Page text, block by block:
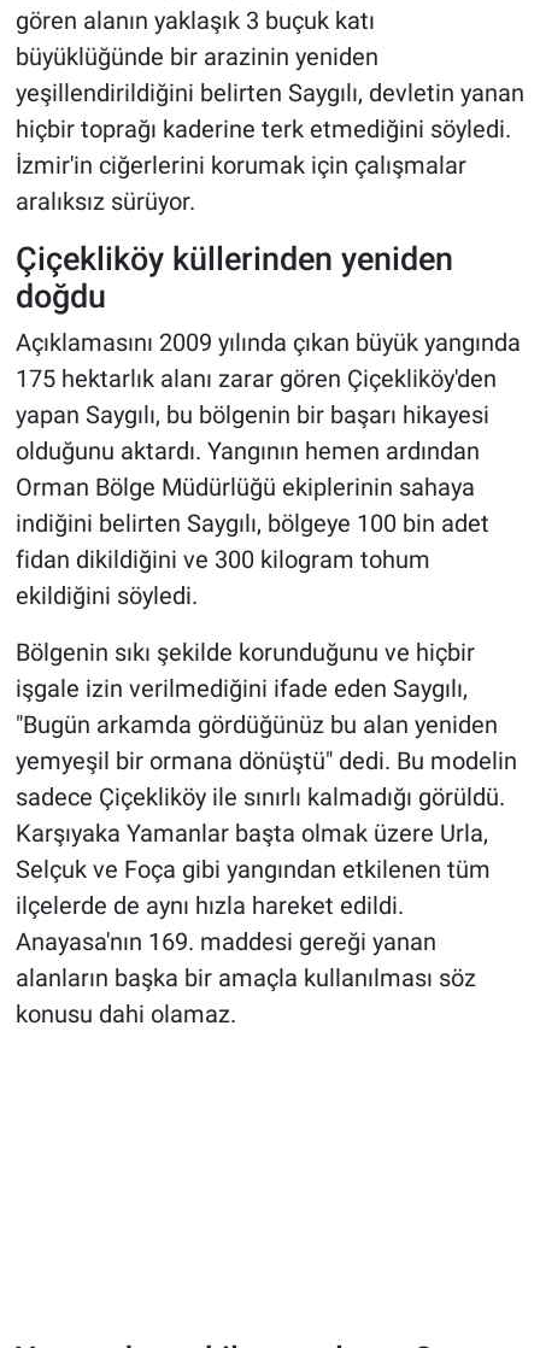
gören alanın yaklaşık 3 buçuk katı
büyüklüğünde bir arazinin yeniden
yeşillendirildiğini belirten Saygılı, devletin yanan
hiçbir toprağı kaderine terk etmediğini söyledi.
İzmir'in ciğerlerini korumak için çalışmalar
aralıksız sürüyor.
Çiçekliköy küllerinden yeniden
doğdu
Açıklamasını 2009 yılında çıkan büyük yangında
175 hektarlık alanı zarar gören Çiçekliköy'den
yapan Saygılı, bu bölgenin bir başarı hikayesi
olduğunu aktardı. Yangının hemen ardından
Orman Bölge Müdürlüğü ekiplerinin sahaya
indiğini belirten Saygılı, bölgeye 100 bin adet
fidan dikildiğini ve 300 kilogram tohum
ekildiğini söyledi.
Bölgenin sıkı şekilde korunduğunu ve hiçbir
işgale izin verilmediğini ifade eden Saygılı,
"Bugün arkamda gördüğünüz bu alan yeniden
yemyeşil bir ormana dönüştü" dedi. Bu modelin
sadece Çiçekliköy ile sınırlı kalmadığı görüldü.
Karşıyaka Yamanlar başta olmak üzere Urla,
Selçuk ve Foça gibi yangından etkilenen tüm
ilçelerde de aynı hızla hareket edildi.
Anayasa'nın 169. maddesi gereği yanan
alanların başka bir amaçla kullanılması söz
konusu dahi olamaz.